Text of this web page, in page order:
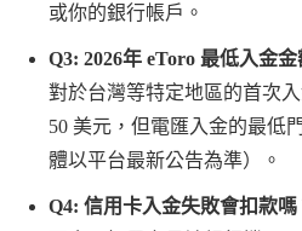
或你的銀行帳戶。
Q3: 2026年 eToro 最低入金
對於台灣等特定地區的首次
50 美元，但電匯入金的最低
體以平台最新公告為準）。
Q4: 信用卡入金失敗會扣款嗎